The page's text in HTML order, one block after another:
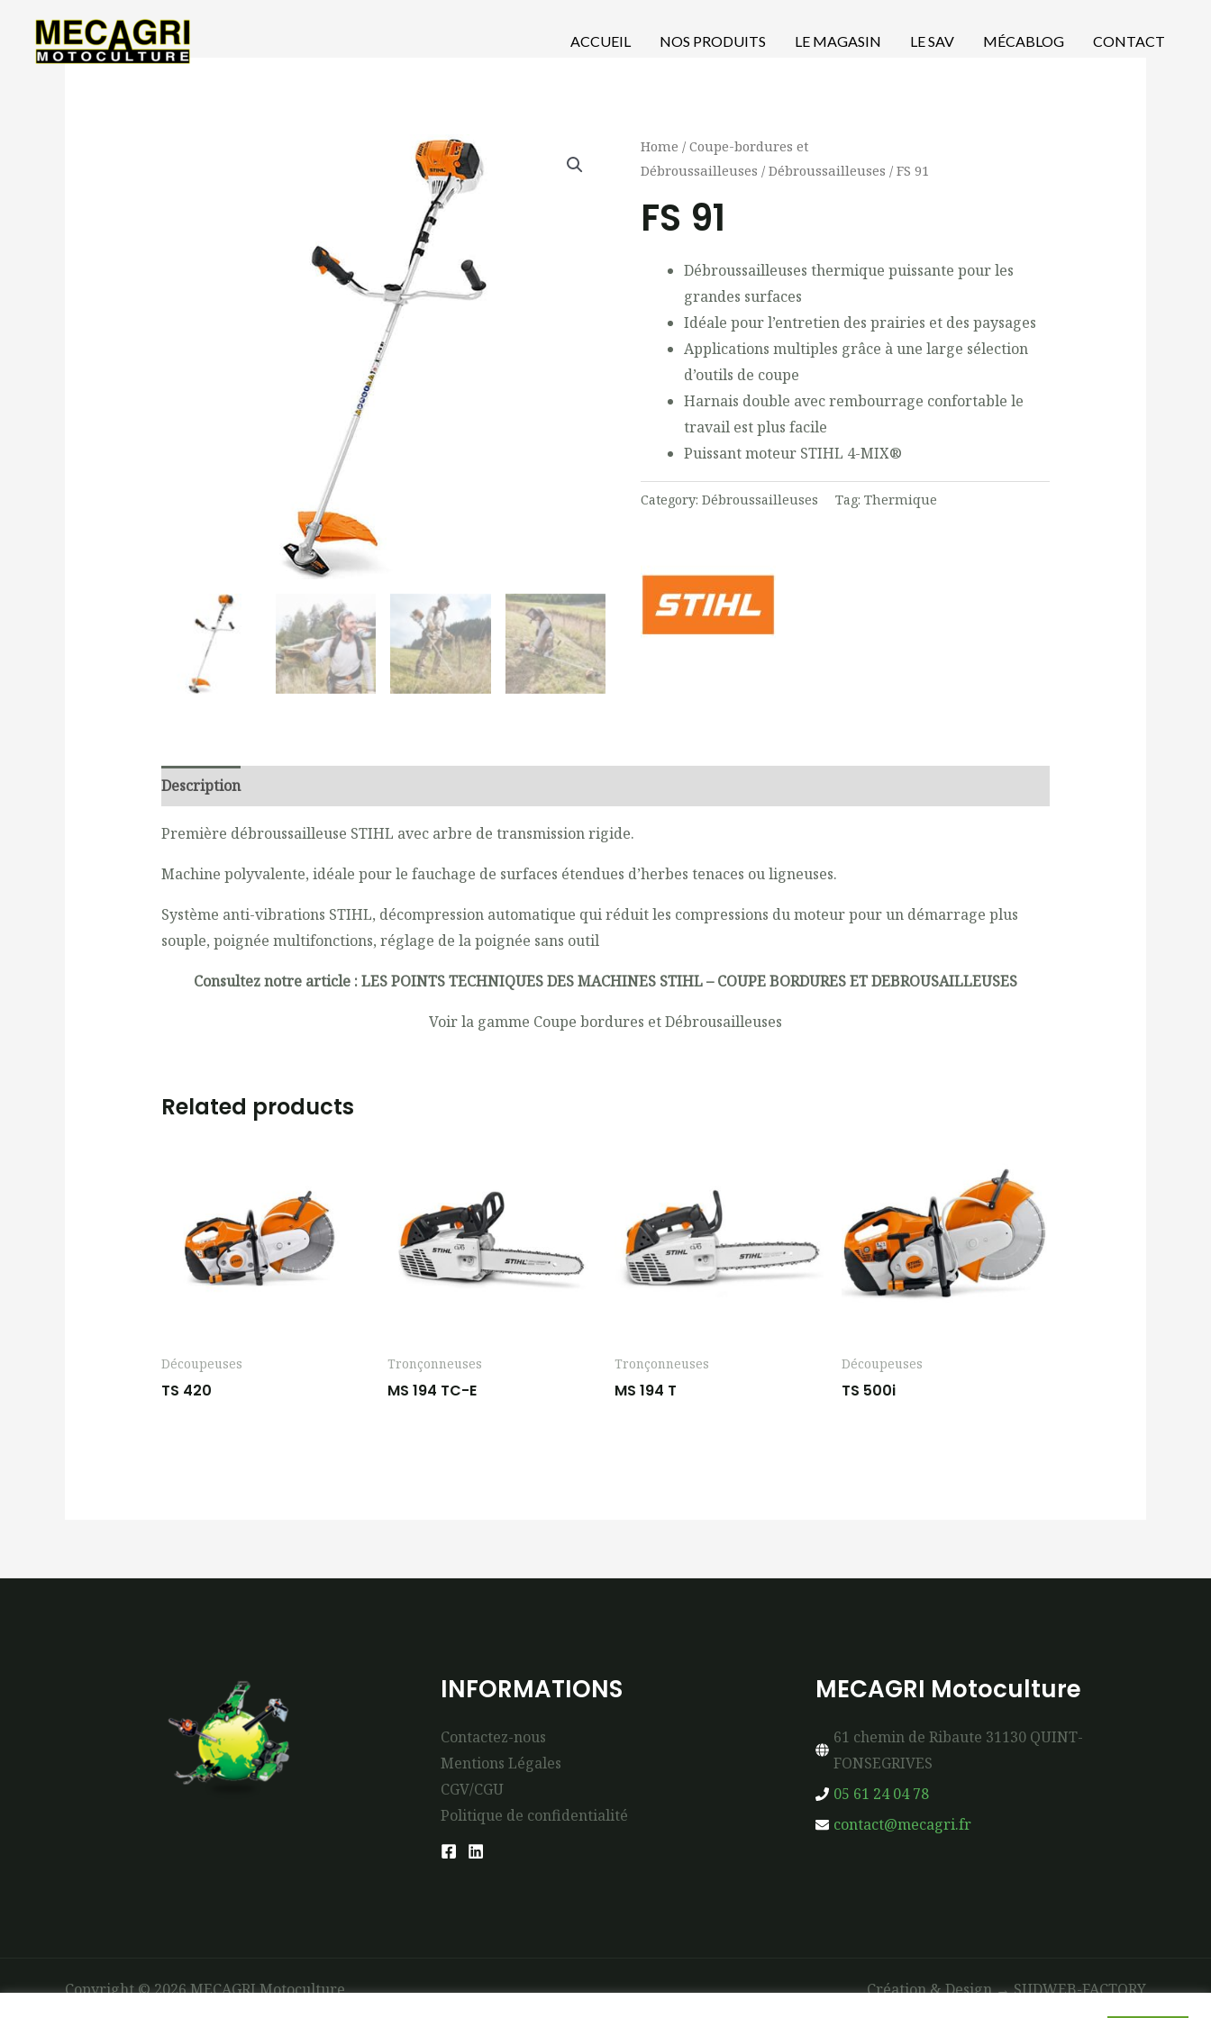
contenu
ACCUEIL NOS PRODUITS LE MAGASIN LE SAV MÉCABLOG CONTACT
Home /Coupe-bordures et
Débroussailleuses /Débroussailleuses / FS 91
FS 91
Débroussailleuses thermique puissante pour les
grandes surfaces
Idéale pour l’entretien des prairies et des paysages
Applications multiples grâce à une large sélection
d’outils de coupe
Harnais double avec rembourrage confortable le
travail est plus facile
Puissant moteur STIHL 4-MIX®
Category:Débroussailleuses Tag:Thermique
Description
Première débroussailleuse STIHL avec arbre de transmission rigide.
Machine polyvalente, idéale pour le fauchage de surfaces étendues d’herbes tenaces ou ligneuses.
Système anti-vibrations STIHL, décompression automatique qui réduit les compressions du moteur pour un démarrage plus
souple, poignée multifonctions, réglage de la poignée sans outil
Consultez notre article :LES POINTS TECHNIQUES DES MACHINES STIHL – COUPE BORDURES ET DEBROUSAILLEUSES
Voir la gamme Coupe bordures et Débrousailleuses
Related products
Découpeuses
TS 420
Tronçonneuses
MS 194 TC-E
Tronçonneuses
MS 194 T
Découpeuses
TS 500i
INFORMATIONS
Contactez-nous
Mentions Légales
CGV/CGU
Politique de confidentialité
MECAGRI Motoculture
61 chemin de Ribaute 31130 QUINT-
FONSEGRIVES
05 61 24 04 78
contact@mecagri.fr
Copyright © 2026 MECAGRI Motoculture Création & Design →SUDWEB-FACTORY